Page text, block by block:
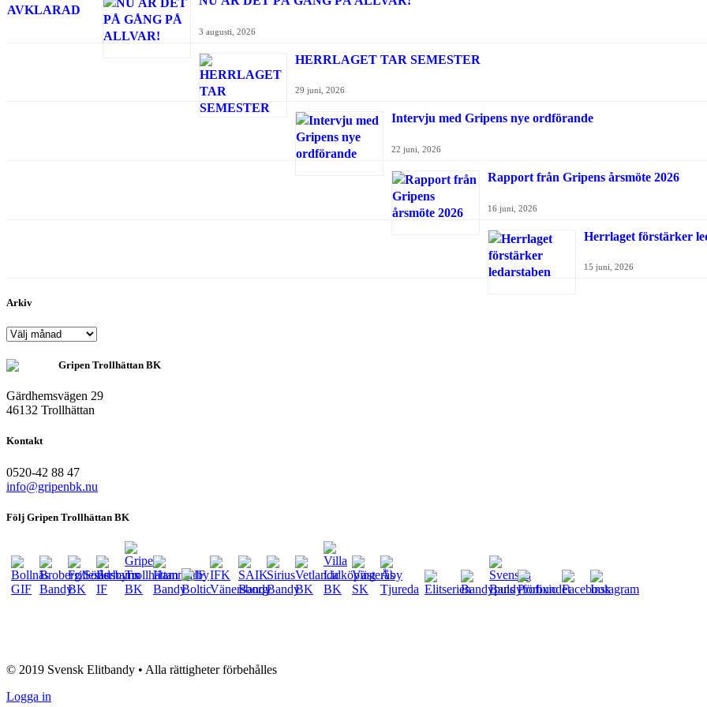
3 augusti, 2026
HERRLAGET TAR SEMESTER
29 juni, 2026
Intervju med Gripens nye ordförande
22 juni, 2026
Rapport från Gripens årsmöte 2026
16 juni, 2026
Herrlaget förstärker
15 juni, 2026
Arkiv
Arkiv
Gripen Trollhättan BK
Gärdhemsvägen 29
46132 Trollhättan
Kontakt
0520-42 88 47
info@gripenbk.nu
Följ Gripen Trollhättan BK
© 2019 Svensk Elitbandy • Alla rättigheter förbehålles
Logga in